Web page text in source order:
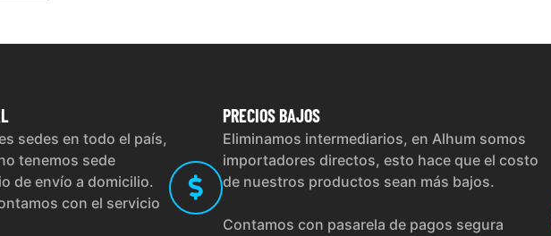
sedes en todo el país,
tenemos sede
de envío a domicilio.
con el servicio
PRECIOSBAJOS
Eliminamos intermediarios, en Alhum somos
importadores directos, esto hace que el costo
de nuestros productos sean más bajos.
Contamos con pasarela de pagos segura